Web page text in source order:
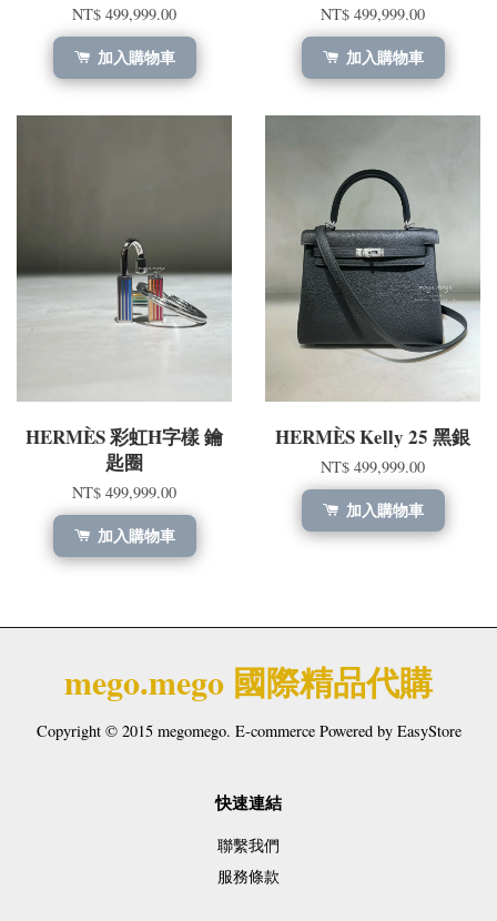
NT$ 499,999.00
加入購物車
NT$ 499,999.00
加入購物車
HERMÈS 彩虹H字樣 鑰
匙圈
NT$ 499,999.00
加入購物車
HERMÈS Kelly 25 黑銀
NT$ 499,999.00
加入購物車
mego.mego 國際精品代購
Copyright © 2015 megomego. E-commerce Powered by EasyStore
快速連結
聯繫我們
服務條款